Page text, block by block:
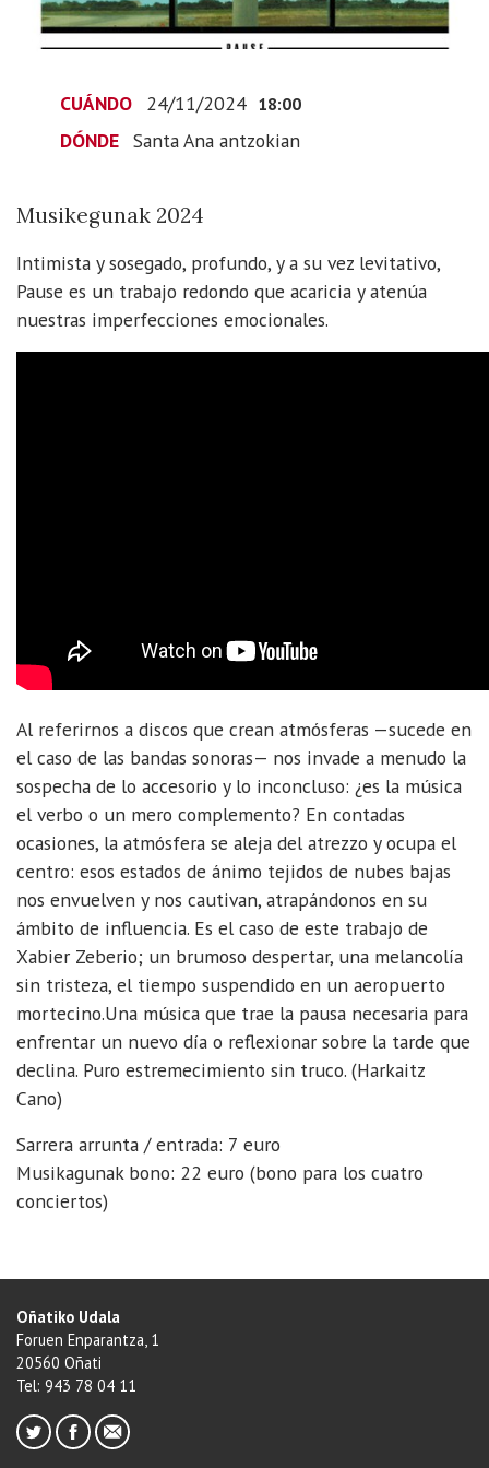
2024-
Musikegunak
CUÁNDO 24/11/2024 18:00
DÓNDE Santa Ana antzokian
Musikegunak 2024
Intimista y sosegado, profundo, y a su vez levitativo,
Pause es un trabajo redondo que acaricia y atenúa
nuestras imperfecciones emocionales.
Al referirnos a discos que crean atmósferas —sucede en
el caso de las bandas sonoras— nos invade a menudo la
sospecha de lo accesorio y lo inconcluso: ¿es la música
el verbo o un mero complemento? En contadas
ocasiones, la atmósfera se aleja del atrezzo y ocupa el
centro: esos estados de ánimo tejidos de nubes bajas
nos envuelven y nos cautivan, atrapándonos en su
ámbito de influencia. Es el caso de este trabajo de
Xabier Zeberio; un brumoso despertar, una melancolía
sin tristeza, el tiempo suspendido en un aeropuerto
mortecino.Una música que trae la pausa necesaria para
enfrentar un nuevo día o reflexionar sobre la tarde que
declina. Puro estremecimiento sin truco. (Harkaitz
Cano)
Sarrera arrunta / entrada: 7 euro
Musikagunak bono: 22 euro (bono para los cuatro
conciertos)
Oñatiko Udala
Foruen Enparantza, 1
20560 Oñati
Tel: 943 78 04 11